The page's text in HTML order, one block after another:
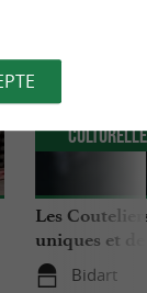
Les
uniques et
Bidart
Bidart
Culturelle